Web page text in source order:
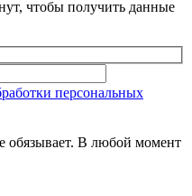
чтобы получить данные
персональных
обязывает. В любой момент